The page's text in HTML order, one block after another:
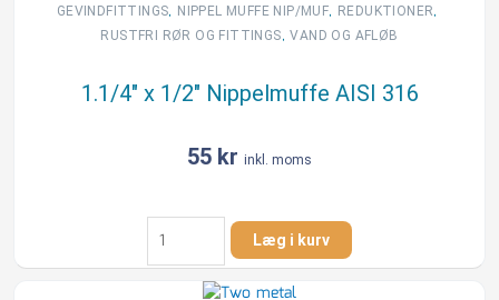
GEVINDFITTINGS, NIPPEL MUFFE NIP/MUF, REDUKTIONER,
RUSTFRI RØR OG FITTINGS,VAND OG AFLØB
1.1/4″ x 1/2″ Nippelmuffe AISI 316
55 kr inkl. moms
1.1/4"
1/2"
Læg i kurv